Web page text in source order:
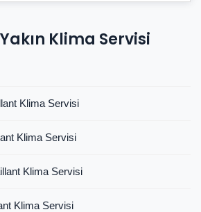
Klima Servisi
Klima Servisi
Klima Servisi
Klima Servisi
Klima Servisi